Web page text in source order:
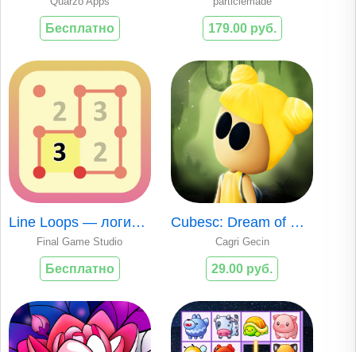
Бесплатно 179.00 руб.
Line Loops — логические голово
Final Game Studio
Бесплатно
Cubesc: Dream of Mira
Cagri Gecin
29.00 руб.